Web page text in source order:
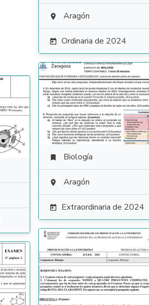
 Aragón
 Ordinaria de 2024
 Biología
 Aragón
 Extraordinaria de 2024